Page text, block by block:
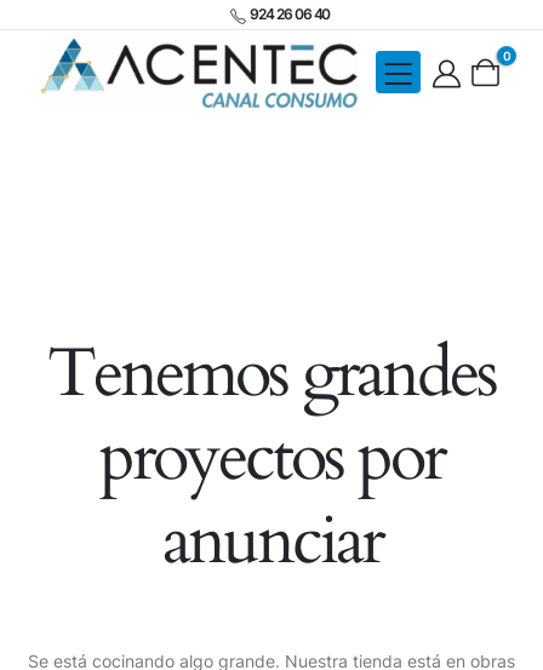
924 26 06 40
0
Tenemos grandes
proyectos por
anunciar
Se está cocinando algo grande. Nuestra tienda está en obras